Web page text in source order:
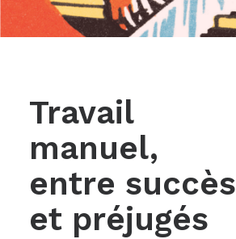
Travail
manuel,
entre succès
et préjugés